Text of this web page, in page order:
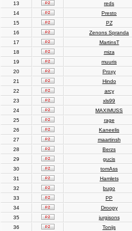
13
reds
14
Presto
15
PZ
16
Zenons Spranda
17
MartinsT
18
miza
19
muuris
20
Proxy
21
Hindo
22
arcy
23
xls99
24
MAXIMUSS
25
rage
26
Kaneelis
27
maartinsh
28
Berzs
29
gucis
30
tomAss
31
Hamlets
32
bugo
33
PP
34
Droopy
35
jurgisons
36
Tonijs